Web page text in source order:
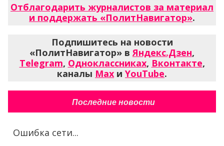
Отблагодарить журналистов за материал
и поддержать «ПолитНавигатор».
Подпишитесь на новости
«ПолитНавигатор» вЯндекс.Дзен,
Telegram, Одноклассниках, Вконтакте,
каналы Max и YouTube.
Последние новости
Ошибка сети...